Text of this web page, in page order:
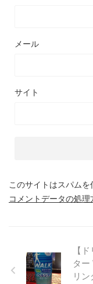
メール
サイト
このサイトはスパム
コメントデータの処
【
タ
リ